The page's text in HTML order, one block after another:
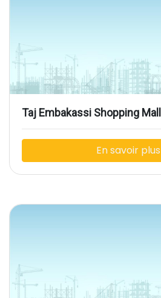
Taj Embakassi Shopping Mall
En savoir plus